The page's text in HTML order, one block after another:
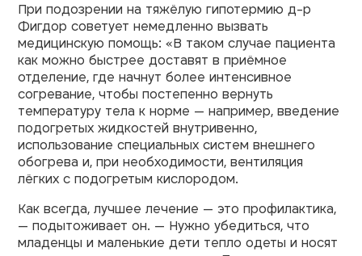
При подозрении на тяжёлую гипотермию д-р
Фигдор советует немедленно вызвать
медицинскую помощь: «В таком случае пациента
как можно быстрее доставят в приёмное
отделение, где начнут более интенсивное
согревание, чтобы постепенно вернуть
температуру тела к норме — например, введение
подогретых жидкостей внутривенно,
использование специальных систем внешнего
обогрева и, при необходимости, вентиляция
лёгких с подогретым кислородом.
Как всегда, лучшее лечение — это профилактика,
— подытоживает он. — Нужно убедиться, что
младенцы и маленькие дети тепло одеты и носят